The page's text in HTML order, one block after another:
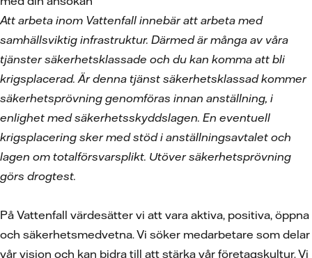
Att arbeta inom Vattenfall innebär att arbeta med
samhällsviktig infrastruktur. Därmed är många av våra
tjänster säkerhetsklassade och du kan komma att bli
krigsplacerad. Är denna tjänst säkerhetsklassad kommer
säkerhetsprövning genomföras innan anställning, i
enlighet med säkerhetsskyddslagen. En eventuell
krigsplacering sker med stöd i anställningsavtalet och
lagen om totalförsvarsplikt. Utöver säkerhetsprövning
görs drogtest.
På Vattenfall värdesätter vi att vara aktiva, positiva, öppna
och säkerhetsmedvetna. Vi söker medarbetare som delar
vår vision och kan bidra till att stärka vår företagskultur. Vi